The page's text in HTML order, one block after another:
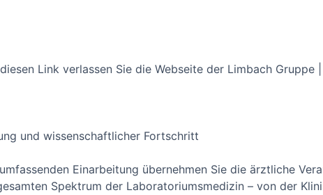
Link verlassen Sie die Webseite der Limbach Gruppe |
und wissenschaftlicher Fortschritt
Einarbeitung übernehmen Sie die ärztliche
Spektrum der Laboratoriumsmedizin – von der